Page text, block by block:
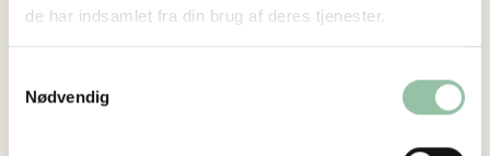
de har indsamlet fra din brug af deres tjenester.
Nødvendig
pløjet marken.
Sprøjte
sprøjte. I sprøjten blandes mange liter vand med lidt